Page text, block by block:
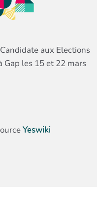
aux Elections
Gap les 15 et 22 mars
Yeswiki